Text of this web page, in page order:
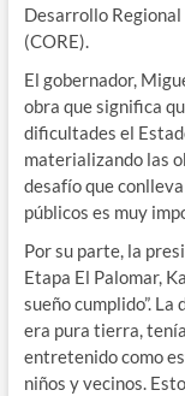
Desarrollo Regional
(CORE).
El gobernador,
obra que significa
dificultades el
materializando las
desafío que
públicos es muy
Por su parte, la
Etapa El Palomar,
sueño cumplido”.
era pura tierra,
entretenido como
niños y vecinos.